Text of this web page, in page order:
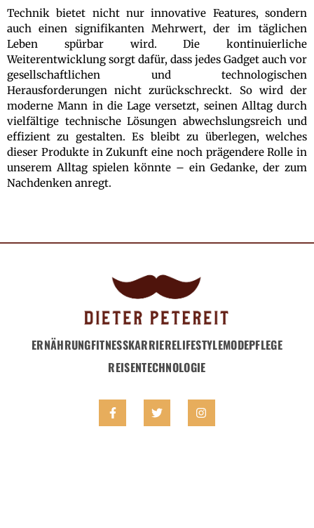
Technik bietet nicht nur innovative Features, sondern
auch einen signifikanten Mehrwert, der im täglichen
Leben spürbar wird. Die kontinuierliche
Weiterentwicklung sorgt dafür, dass jedes Gadget auch vor
gesellschaftlichen und technologischen
Herausforderungen nicht zurückschreckt. So wird der
moderne Mann in die Lage versetzt, seinen Alltag durch
vielfältige technische Lösungen abwechslungsreich und
effizient zu gestalten. Es bleibt zu überlegen, welches
dieser Produkte in Zukunft eine noch prägendere Rolle in
unserem Alltag spielen könnte – ein Gedanke, der zum
Nachdenken anregt.
ERNÄHRUNGFITNESSKARRIERELIFESTYLEMODEPFLEGE
REISENTECHNOLOGIE